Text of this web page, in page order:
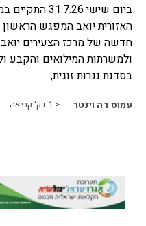
ביום שישי
האזורית יואב המפגש הראשון
חדשה של מרכז הצעירים
ולמשרתות המילואים והקבע
בסדנת נגרות זוגית,
עמוס דה וינטר < 1 דק' קריאה